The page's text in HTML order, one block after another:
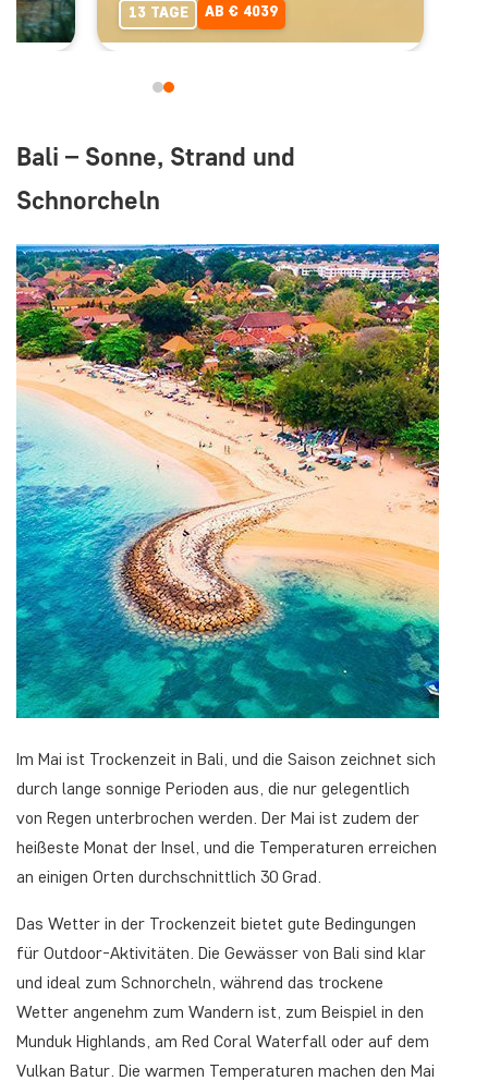
13 TAGE AB € 4039
Bali – Sonne, Strand und
Schnorcheln
Im Mai ist Trockenzeit in Bali, und die Saison zeichnet sich
durch lange sonnige Perioden aus, die nur gelegentlich
von Regen unterbrochen werden. Der Mai ist zudem der
heißeste Monat der Insel, und die Temperaturen erreichen
an einigen Orten durchschnittlich 30 Grad.
Das Wetter in der Trockenzeit bietet gute Bedingungen
für Outdoor-Aktivitäten. Die Gewässer von Bali sind klar
und ideal zum Schnorcheln, während das trockene
Wetter angenehm zum Wandern ist, zum Beispiel in den
Munduk Highlands, am Red Coral Waterfall oder auf dem
Vulkan Batur. Die warmen Temperaturen machen den Mai